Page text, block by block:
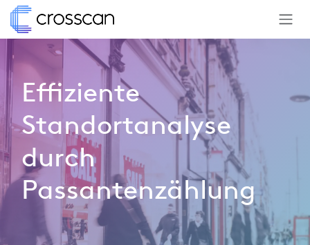
Zum Inhalt springen
Effiziente
Standortanalyse
durch
Passantenzählung